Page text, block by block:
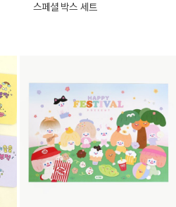
스페셜 박스 세트